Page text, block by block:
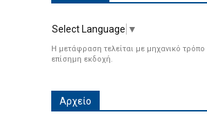
Select Language ▼
Η μετάφραση τελείται με μηχανικό τρόπο
επίσημη εκδοχή.
Αρχείο